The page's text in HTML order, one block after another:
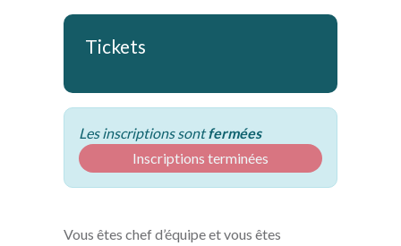
Tickets
Les inscriptions sontfermées
Inscriptions terminées
Vous êtes chef d’équipe et vous êtes